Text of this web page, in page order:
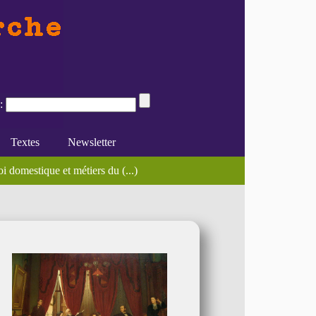
Journal of (...)
du féminisme Divers
Textes
domestique et métiers du (...)
Newsletter